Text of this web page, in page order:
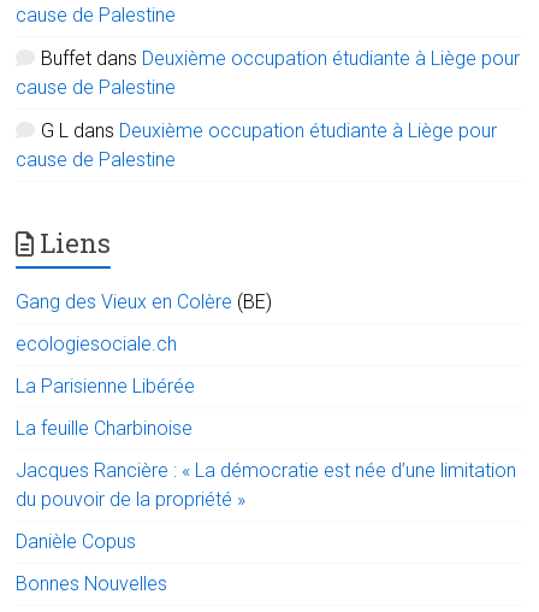
cause de Palestine
Buffet dans Deuxième occupation étudiante à Liège pour
cause de Palestine
G L dans Deuxième occupation étudiante à Liège pour
cause de Palestine
Liens
Gang des Vieux en Colère (BE)
ecologiesociale.ch
La Parisienne Libérée
La feuille Charbinoise
Jacques Rancière : « La démocratie est née d’une limitation
du pouvoir de la propriété »
Danièle Copus
Bonnes Nouvelles